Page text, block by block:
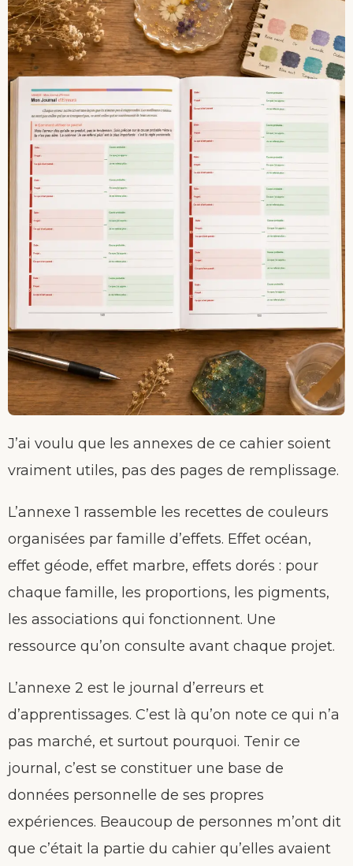
J’ai voulu que les annexes de ce cahier soient
vraiment utiles, pas des pages de remplissage.
L’annexe 1 rassemble les recettes de couleurs
organisées par famille d’effets. Effet océan,
effet géode, effet marbre, effets dorés : pour
chaque famille, les proportions, les pigments,
les associations qui fonctionnent. Une
ressource qu’on consulte avant chaque projet.
L’annexe 2 est le journal d’erreurs et
d’apprentissages. C’est là qu’on note ce qui n’a
pas marché, et surtout pourquoi. Tenir ce
journal, c’est se constituer une base de
données personnelle de ses propres
expériences. Beaucoup de personnes m’ont dit
que c’était la partie du cahier qu’elles avaient